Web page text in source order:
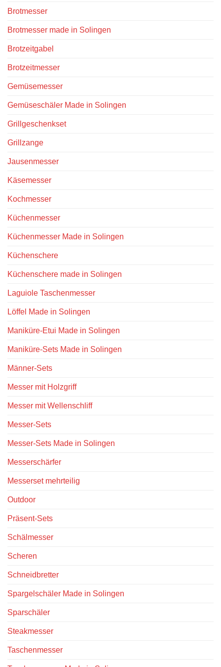
Brotmesser
Brotmesser made in Solingen
Brotzeitgabel
Brotzeitmesser
Gemüsemesser
Gemüseschäler Made in Solingen
Grillgeschenkset
Grillzange
Jausenmesser
Käsemesser
Kochmesser
Küchenmesser
Küchenmesser Made in Solingen
Küchenschere
Küchenschere made in Solingen
Laguiole Taschenmesser
Löffel Made in Solingen
Maniküre-Etui Made in Solingen
Maniküre-Sets Made in Solingen
Männer-Sets
Messer mit Holzgriff
Messer mit Wellenschliff
Messer-Sets
Messer-Sets Made in Solingen
Messerschärfer
Messerset mehrteilig
Outdoor
Präsent-Sets
Schälmesser
Scheren
Schneidbretter
Spargelschäler Made in Solingen
Sparschäler
Steakmesser
Taschenmesser